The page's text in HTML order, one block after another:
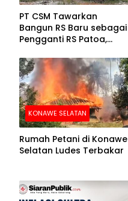
PT CSM Tawarkan
Bangun RS Baru sebagai
Pengganti RS Patoa,
Kolut
KONAWE SELATAN
Rumah Petani di Konawe
Selatan Ludes Terbakar